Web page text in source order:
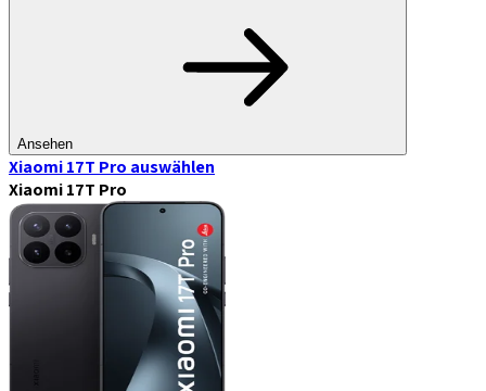
Ansehen
Xiaomi 17T Pro auswählen
Xiaomi 17T Pro